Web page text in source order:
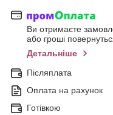
Ви отримаєте
або гроші
Детальніше
Післяплата
Оплата на рахунок
Готівкою